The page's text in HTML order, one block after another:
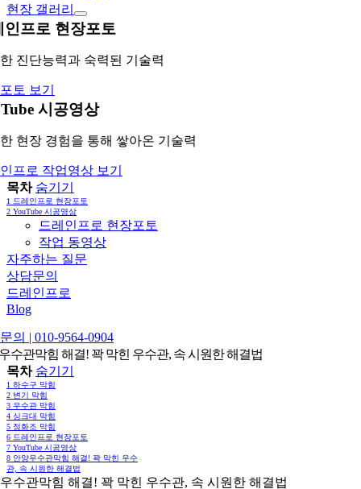
현장 갤러리
인프로 현장포토
진단능력과 숙력된 기술력
토 보기
시공영상
현장 경험을 통해 쌓아온 기술력
프로 작업영상 보기
목차 숨기기
1 드레인프로 현장포토
2 YouTube 시공영상
드레인프로 현장포토
작업 동영상
자주하는 질문
상담문의
드레인프로
Blog
의 | 010-9564-0904
수관막힘 해결! 꽉 막힌 우수관, 속 시원한 해결법
목차 숨기기
1 하수구 막힘
2 변기 막힘
3 우수관 막힘
4 싱크대 막힘
5 정화조 막힘
6 드레인프로 현장포토
7 YouTube 시공영상
8 안양우수관막힘 해결! 꽉 막힌 우수
관, 속 시원한 해결법
수관막힘 해결! 꽉 막힌 우수관, 속 시원한 해결법